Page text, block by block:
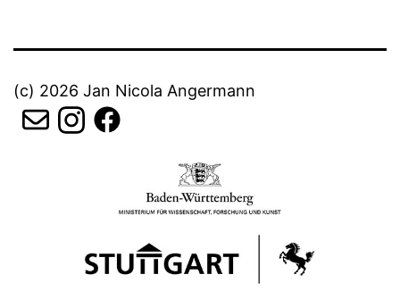
(c) 2026 Jan Nicola Angermann